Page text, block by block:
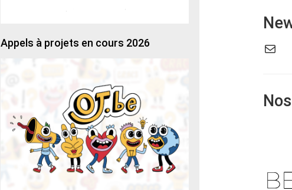
Appels à projets en cours 2026 E-mail